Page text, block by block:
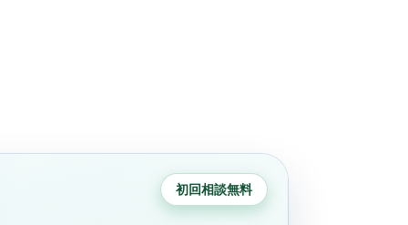
初回相談無料